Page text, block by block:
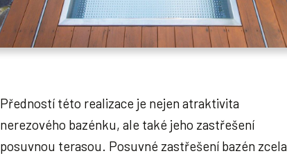
Předností této realizace je nejen atraktivita
nerezového bazénku, ale také jeho zastřešení
posuvnou terasou. Posuvné zastřešení bazén zcela